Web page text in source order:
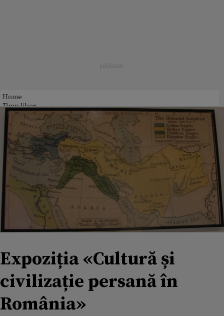
Home
Timp liber
Expoziția «Cultură și
civilizație persană în
România»